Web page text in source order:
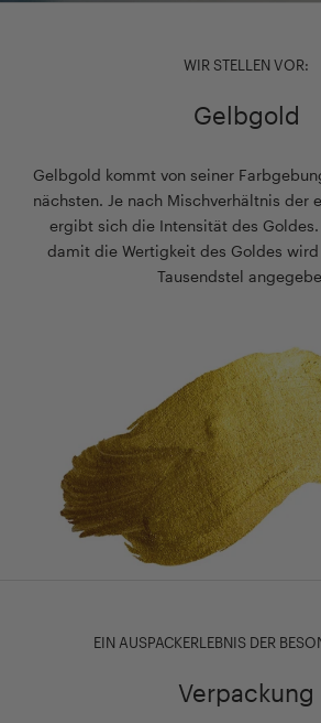
WIR STELLEN VOR:
Gelbgold
Gelbgold kommt von seiner
nächsten. Je nach Mischverhältnis der
ergibt sich die Intensität des
damit die Wertigkeit des Goldes
Tausendstel
EIN AUSPACKERLEBNIS DER
Verpackung